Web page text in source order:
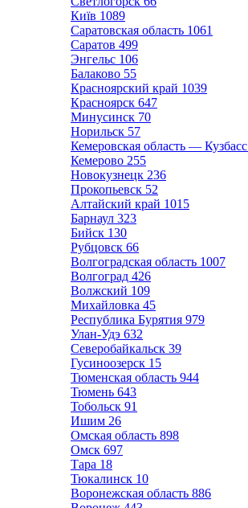
Київ 1089
Саратовская область 1061
Саратов 499
Энгельс 106
Балаково 55
Красноярский край 1039
Красноярск 647
Минусинск 70
Норильск 57
Кемеровская область — Кузбасс
Кемерово 255
Новокузнецк 236
Прокопьевск 52
Алтайский край 1015
Барнаул 323
Бийск 130
Рубцовск 66
Волгоградская область 1007
Волгоград 426
Волжский 109
Михайловка 45
Республика Бурятия 979
Улан-Удэ 632
Северобайкальск 39
Гусиноозерск 15
Тюменская область 944
Тюмень 643
Тобольск 91
Ишим 26
Омская область 898
Омск 697
Тара 18
Тюкалинск 10
Воронежская область 886